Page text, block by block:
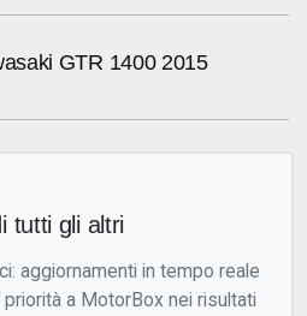
GTR 1400 2015
tutti gli altri
aggiornamenti in tempo reale
a MotorBox nei risultati